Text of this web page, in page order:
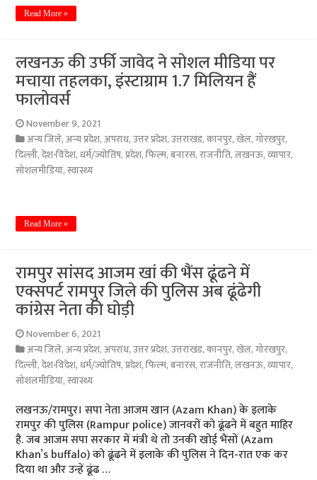
Read More »
लखनऊ की उर्फी जावेद ने सोशल मीडिया पर
मचाया तहलका, इंस्टाग्राम 1.7 मिलियन हैं
फालोवर्स
November 9, 2021
अन्य जिले,अन्य प्रदेश,अपराध,उत्तर प्रदेश,उत्तराखंड,कानपुर,खेल,गोरखपुर,
दिल्ली,देश-विदेश, धर्म/ज्योतिष,प्रदेश,फिल्म,बनारस,राजनीति,लखनऊ,व्यापार,
सोशलमीडिया,स्वास्थ्य
Read More »
रामपुर सांसद आजम खां की भैंस ढूंढने में
एक्सपर्ट रामपुर जिले की पुलिस अब ढूंढेगी
कांग्रेस नेता की घोड़ी
November 6, 2021
अन्य जिले,अन्य प्रदेश,अपराध,उत्तर प्रदेश,उत्तराखंड,कानपुर,खेल,गोरखपुर,
दिल्ली,देश-विदेश, धर्म/ज्योतिष,प्रदेश,फिल्म,बनारस,राजनीति,लखनऊ,व्यापार,
सोशलमीडिया,स्वास्थ्य
लखनऊ/रामपुर। सपा नेता आजम खान (Azam Khan) के इलाके
रामपुर की पुलिस (Rampur police) जानवरों को ढूंढने में बहुत माहिर
है. जब आजम सपा सरकार में मंत्री थे तो उनकी खोई भैंसों (Azam
Khan’s buffalo) को ढूंढने में इलाके की पुलिस ने दिन-रात एक कर
दिया था और उन्हें ढूंढ …